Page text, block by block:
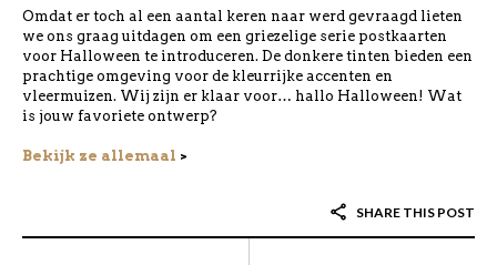
Omdat er toch al een aantal keren naar werd gevraagd lieten
we ons graag uitdagen om een griezelige serie postkaarten
voor Halloween te introduceren. De donkere tinten bieden een
prachtige omgeving voor de kleurrijke accenten en
vleermuizen. Wij zijn er klaar voor… hallo Halloween! Wat
is jouw favoriete ontwerp?
Bekijk ze allemaal >
SHARE THIS POST